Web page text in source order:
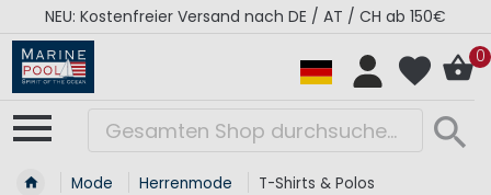
NEU: Kostenfreier Versand nach DE / AT / CH ab 150€
0
Mode Herrenmode T-Shirts & Polos